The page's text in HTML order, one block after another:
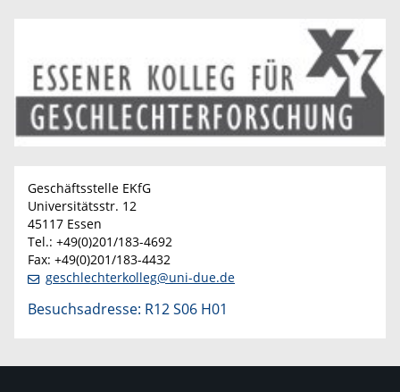
Geschäftsstelle EKfG
Universitätsstr. 12
45117 Essen
Tel.: +49(0)201/183-4692
Fax: +49(0)201/183-4432
geschlechterkolleg@uni-due.de
Besuchsadresse: R12 S06 H01